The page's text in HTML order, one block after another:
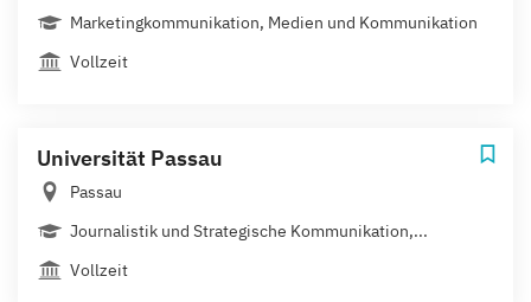
Marketingkommunikation, Medien und Kommunikation
Vollzeit
Universität Passau
Passau
Journalistik und Strategische Kommunikation,...
Vollzeit